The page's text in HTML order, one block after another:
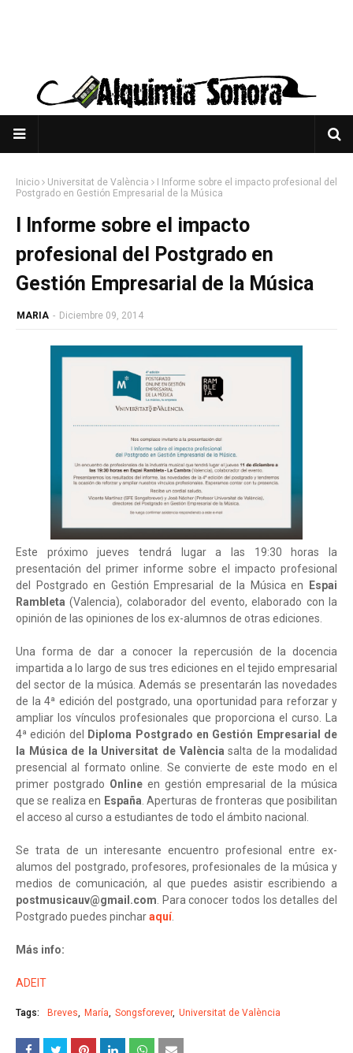
Inicio Universitat de València
I Informe sobre el impacto profesional del
Postgrado en Gestión Empresarial de la Música
I Informe sobre el impacto
profesional del Postgrado en
Gestión Empresarial de la Música
MARIA - Diciembre 09, 2014
Este próximo jueves tendrá lugar a las 19:30 horas la
presentación del primer informe sobre el impacto profesional
del Postgrado en Gestión Empresarial de la Música en
Espai
Rambleta(Valencia), colaborador del evento, elaborado con la
opinión de las opiniones de los ex-alumnos de otras ediciones.
Una forma de dar a conocer la repercusión de la docencia
impartida a lo largo de sus tres ediciones en el tejido empresarial
del sector de la música. Además se presentarán las novedades
de la 4ª edición del postgrado, una oportunidad para reforzar y
ampliar los vínculos profesionales que proporciona el curso. La
4ª edición del
Diploma Postgrado en Gestión Empresarial de
la Música de la Universitat de València salta de la modalidad
presencial al formato online. Se convierte de este modo en el
primer postgrado Online en gestión empresarial de la música
que se realiza en España. Aperturas de fronteras que posibilitan
el acceso al curso a estudiantes de todo el ámbito nacional.
Se trata de un interesante encuentro profesional entre ex-
alumos del postgrado, profesores, profesionales de la música y
medios de comunicación, al que puedes asistir escribiendo a
postmusicauv@gmail.com. Para conocer todos los detalles del
Postgrado puedes pincharaquí.
Más info:
ADEIT
Tags: Breves María Songsforever Universitat de València